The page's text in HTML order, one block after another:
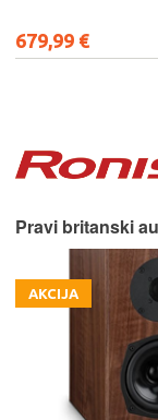
679,99 €
Pravi britanski
AKCIJA